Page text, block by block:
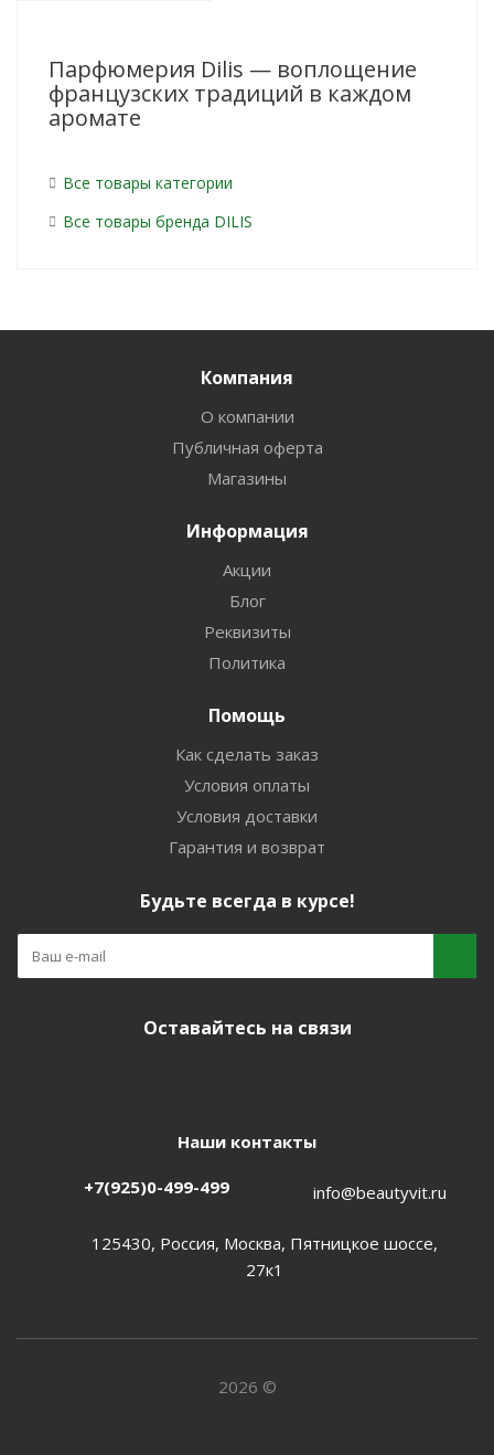
Парфюмерия Dilis — воплощение
французских традиций в каждом
аромате
Все товары категории
Все товары бренда DILIS
Компания
О компании
Публичная оферта
Магазины
Информация
Акции
Блог
Реквизиты
Политика
Помощь
Как сделать заказ
Условия оплаты
Условия доставки
Гарантия и возврат
Будьте всегда в курсе!
Оставайтесь на связи
Наши контакты
+7(925)0-499-499 info@beautyvit.ru
125430, Россия, Москва, Пятницкое шоссе,
27к1
2026 ©